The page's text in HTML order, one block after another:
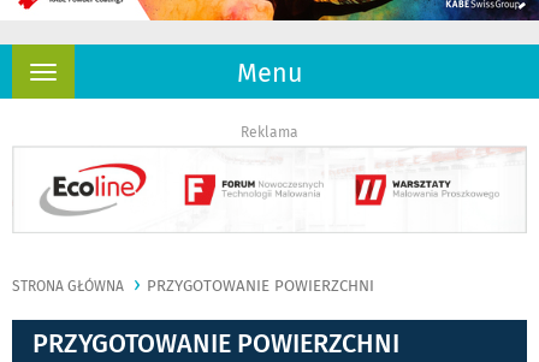
Menu
Rozwiń
Reklama
STRONA GŁÓWNA PRZYGOTOWANIE POWIERZCHNI
PRZYGOTOWANIE POWIERZCHNI